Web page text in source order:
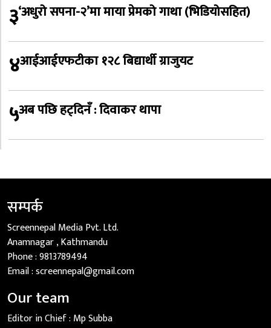
३‘अधुरो सपना-२’मा माया प्रेमको गाथा (भिडियोसहित)
४आईआईएफटीका १२८ बिद्यार्थी ग्राजुयट
५अब पछि हट्दिनँ : दिवाकर थापा
सम्पर्क
Screennepal Media Pvt. Ltd.
Anamnagar , Kathmandu
Phone :9813789494
Email :screennepal@gmail.com
Our team
Editor in Chief : Mp Subba